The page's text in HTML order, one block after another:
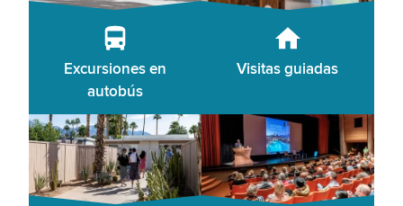
Excursiones en
autobús
Visitas guiadas